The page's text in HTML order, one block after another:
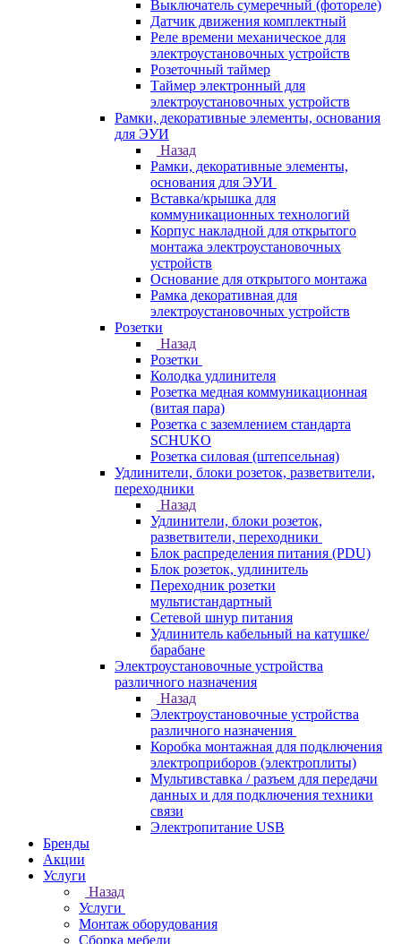
Выключатель сумеречный (фотореле)
Датчик движения комплектный
Реле времени механическое для
электроустановочных устройств
Розеточный таймер
Таймер электронный для
электроустановочных устройств
Рамки, декоративные элементы, основания
для ЭУИ
Назад
Рамки, декоративные элементы,
основания для ЭУИ
Вставка/крышка для
коммуникационных технологий
Корпус накладной для открытого
монтажа электроустановочных
устройств
Основание для открытого монтажа
Рамка декоративная для
электроустановочных устройств
Розетки
Назад
Розетки
Колодка удлинителя
Розетка медная коммуникационная
(витая пара)
Розетка с заземлением стандарта
SCHUKO
Розетка силовая (штепсельная)
Удлинители, блоки розеток, разветвители,
переходники
Назад
Удлинители, блоки розеток,
разветвители, переходники
Блок распределения питания (PDU)
Блок розеток, удлинитель
Переходник розетки
мультистандартный
Сетевой шнур питания
Удлинитель кабельный на катушке/
барабане
Электроустановочные устройства
различного назначения
Назад
Электроустановочные устройства
различного назначения
Коробка монтажная для подключения
электроприборов (электроплиты)
Мультивставка / разъем для передачи
данных и для подключения техники
связи
Электропитание USB
Бренды
Акции
Услуги
Назад
Услуги
Монтаж оборудования
Сборка мебели